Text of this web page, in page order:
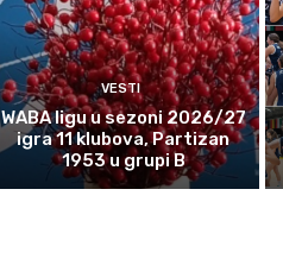
VESTI
WABA ligu u sezoni 2026/27
igra 11 klubova, Partizan
1953 u grupi B